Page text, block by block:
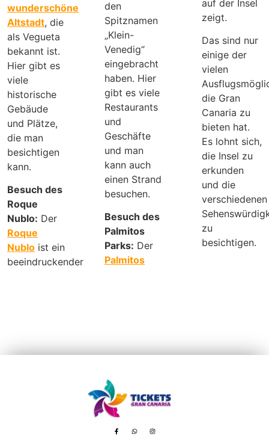
wunderschöne
Altstadt, die
als Vegueta
bekannt ist.
Hier gibt es
viele
historische
Gebäude
und Plätze,
die man
besichtigen
kann.
Besuch des
Roque
Nublo: Der
Roque
Nublo ist ein
beeindruckender
den
Spitznamen
„Klein-
Venedig“
eingebracht
haben. Hier
gibt es viele
Restaurants
und
Geschäfte
und man
kann auch
einen Strand
besuchen.
Besuch des
Palmitos
Parks: Der
Palmitos
auf der Insel
zeigt.
Das sind nur
einige der
vielen
die Gran
Canaria zu
bieten hat.
Es lohnt sich,
die Insel zu
erkunden
und die
verschiedenen
zu
besichtigen.